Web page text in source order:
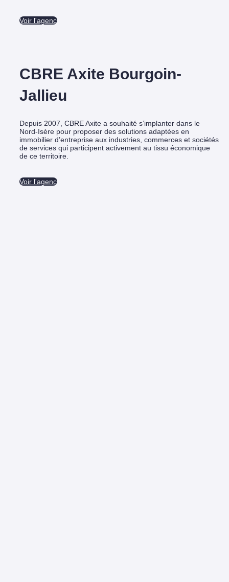
Voir l'agence
CBRE Axite Bourgoin-
Jallieu
Depuis 2007, CBRE Axite a souhaité s’implanter dans le
Nord-Isère pour proposer des solutions adaptées en
immobilier d’entreprise aux industries, commerces et sociétés
de services qui participent activement au tissu économique
de ce territoire.
Voir l'agence